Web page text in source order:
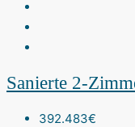
Sanierte 2-
392.483€